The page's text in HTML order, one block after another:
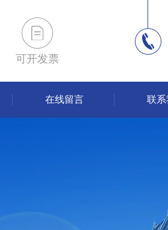
可开发票
在线留言 联系